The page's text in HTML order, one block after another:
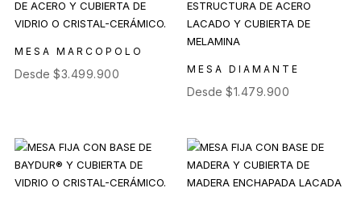
MESA MARCOPOLO
Desde $3.499.900 MESA DIAMANTE
Desde$1.479.900